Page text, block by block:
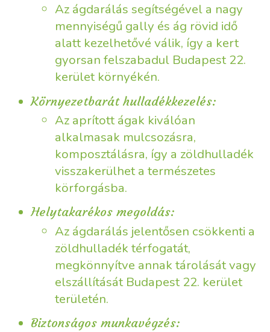
Az ágdarálás segítségével a nagy
mennyiségű gally és ág rövid idő
alatt kezelhetővé válik, így a kert
gyorsan felszabadul Budapest 22.
kerület környékén.
Környezetbarát hulladékkezelés:
Az aprított ágak kiválóan
alkalmasak mulcsozásra,
komposztálásra, így a zöldhulladék
visszakerülhet a természetes
körforgásba.
Helytakarékos megoldás:
Az ágdarálás jelentősen csökkenti a
zöldhulladék térfogatát,
megkönnyítve annak tárolását vagy
elszállítását Budapest 22. kerület
területén.
Biztonságos munkavégzés: